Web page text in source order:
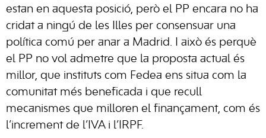
estan en aquesta posició, però el PP encara no ha
cridat a ningú de les Illes per consensuar una
política comú per anar a Madrid. I això és perquè
el PP no vol admetre que la proposta actual és
millor, que instituts com Fedea ens situa com la
comunitat més beneficada i que recull
mecanismes que milloren el finançament, com és
l’increment de l’IVA i l’IRPF.